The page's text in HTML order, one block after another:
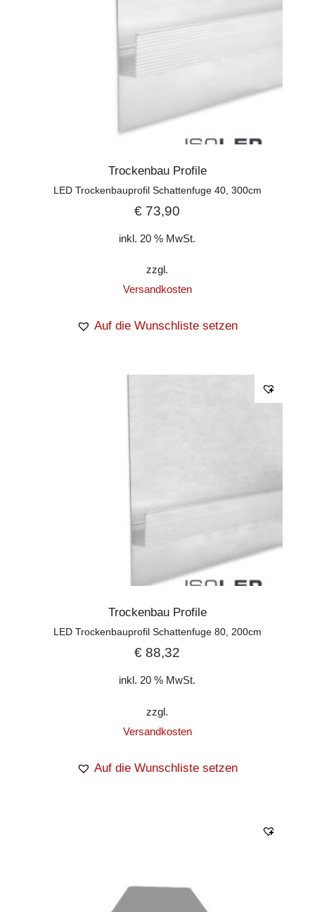
Trockenbau Profile
LED Trockenbauprofil Schattenfuge 40, 300cm
€ 73,90
inkl. 20 % MwSt.
zzgl.
Versandkosten
Auf die Wunschliste setzen
Trockenbau Profile
LED Trockenbauprofil Schattenfuge 80, 200cm
€ 88,32
inkl. 20 % MwSt.
zzgl.
Versandkosten
Auf die Wunschliste setzen